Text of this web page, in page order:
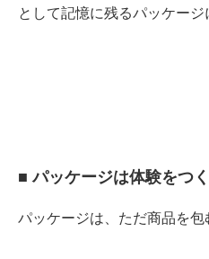
として記憶に残るパッケージ
■ パッケージは体験をつ
パッケージは、ただ商品を包